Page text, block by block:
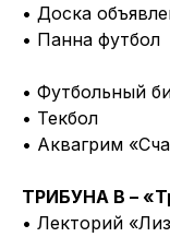
• Доска
•
• Футбольный
• Текбол
• Аквагрим
ТРИБУНА B –
• Лекторий